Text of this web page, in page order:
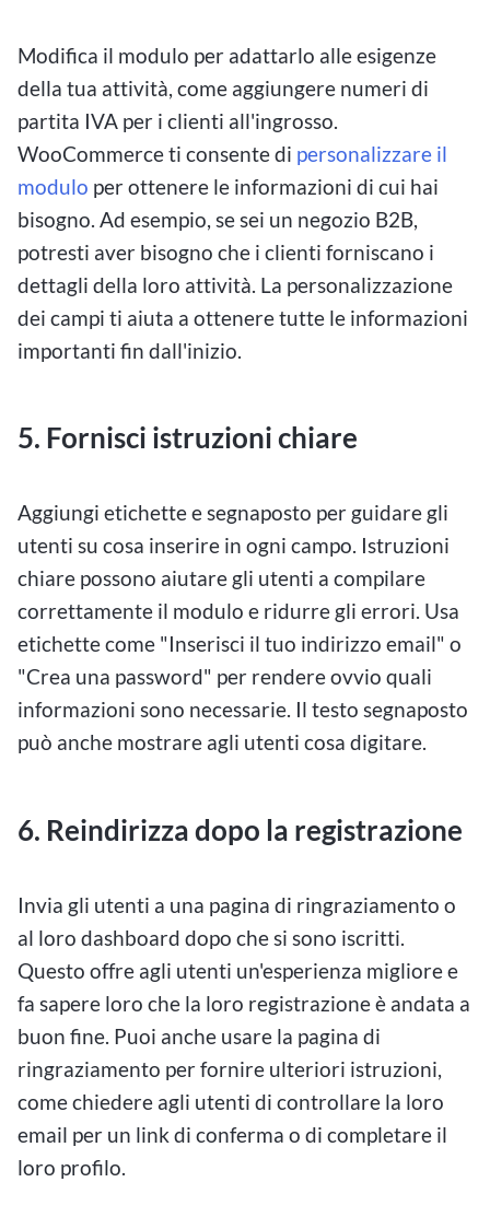
Modifica il modulo per adattarlo alle esigenze
della tua attività, come aggiungere numeri di
partita IVA per i clienti all'ingrosso.
WooCommerce ti consente di personalizzare il
modulo per ottenere le informazioni di cui hai
bisogno. Ad esempio, se sei un negozio B2B,
potresti aver bisogno che i clienti forniscano i
dettagli della loro attività. La personalizzazione
dei campi ti aiuta a ottenere tutte le informazioni
importanti fin dall'inizio.
5. Fornisci istruzioni chiare
Aggiungi etichette e segnaposto per guidare gli
utenti su cosa inserire in ogni campo. Istruzioni
chiare possono aiutare gli utenti a compilare
correttamente il modulo e ridurre gli errori. Usa
etichette come "Inserisci il tuo indirizzo email" o
"Crea una password" per rendere ovvio quali
informazioni sono necessarie. Il testo segnaposto
può anche mostrare agli utenti cosa digitare.
6. Reindirizza dopo la registrazione
Invia gli utenti a una pagina di ringraziamento o
al loro dashboard dopo che si sono iscritti.
Questo offre agli utenti un'esperienza migliore e
fa sapere loro che la loro registrazione è andata a
buon fine. Puoi anche usare la pagina di
ringraziamento per fornire ulteriori istruzioni,
come chiedere agli utenti di controllare la loro
email per un link di conferma o di completare il
loro profilo.